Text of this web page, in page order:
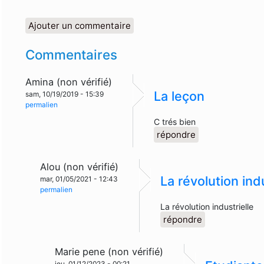
Ajouter un commentaire
Commentaires
Amina (non vérifié)
sam, 10/19/2019 - 15:39
permalien
La leçon
C trés bien
répondre
Alou (non vérifié)
mar, 01/05/2021 - 12:43
permalien
La révolution
La révolution industrielle
répondre
Marie pene (non vérifié)